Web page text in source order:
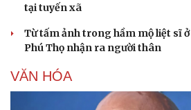
Thể thao
Bóng đá
Lịch thi đấu bóng đá
eSports
Ô tô
tại tuyến xã
Từ tấm ảnh trong hầm mộ liệt sĩ
Phú Thọ nhận ra người thân
VĂN HÓA